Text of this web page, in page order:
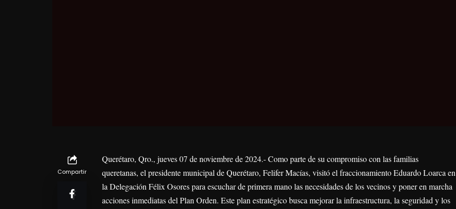
Compartir
Querétaro, Qro., jueves 07 de noviembre de 2024.- Como parte de su compromiso con las familias
queretanas, el presidente municipal de Querétaro, Felifer Macías, visitó el fraccionamiento Eduardo Loarca en
la Delegación Félix Osores para escuchar de primera mano las necesidades de los vecinos y poner en marcha
acciones inmediatas del Plan Orden. Este plan estratégico busca mejorar la infraestructura, la seguridad y los